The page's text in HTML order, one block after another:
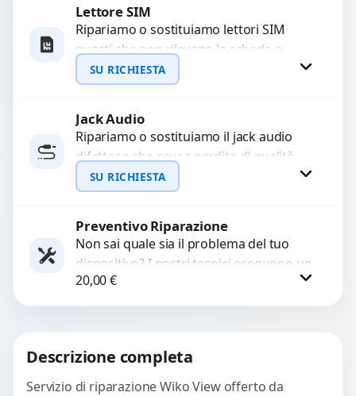
Richiedi Preventivo
WhatsApp
Lettore SIM
Ripariamo o sostituiamo lettori SIM
guasti che non rilevano la scheda o
interrompono il segnale. Utilizziamo
ricambi testati e garantiti...
SU RICHIESTA
Richiedi Preventivo
WhatsApp
Jack Audio
Ripariamo o sostituiamo il jack audio
difettoso che causa perdita di qualità
sonora o impossibilità di collegare cuffie
e accessori....
SU RICHIESTA
Richiedi Preventivo
WhatsApp
Preventivo Riparazione
Non sai quale sia il problema del tuo
dispositivo? I nostri tecnici eseguono un
check-up completo con strumenti
avanzati per...
20,00€
Descrizione completa
Servizio di riparazione Wiko View offerto da